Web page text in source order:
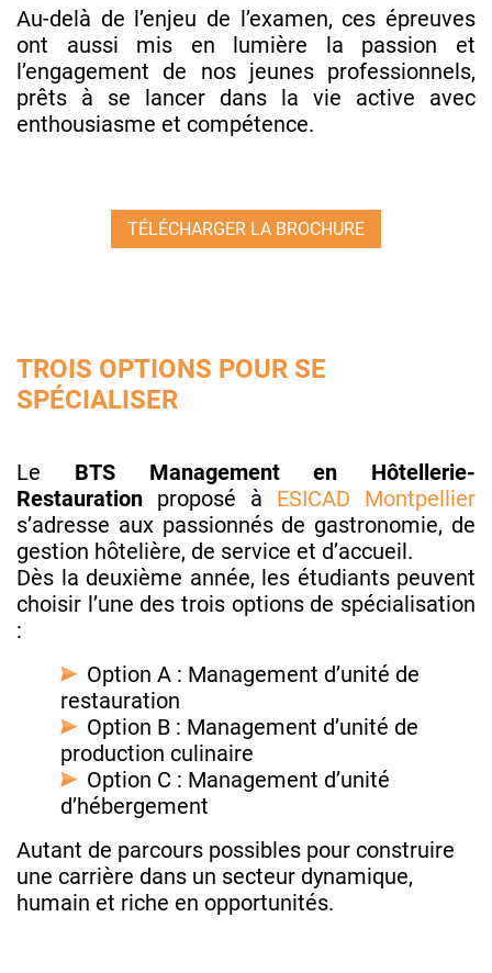
Au-delà de l’enjeu de l’examen, ces épreuves
ont aussi mis en lumière la passion et
l’engagement de nos jeunes professionnels,
prêts à se lancer dans la vie active avec
enthousiasme et compétence.
TÉLÉCHARGER LA BROCHURE
TROIS OPTIONS POUR SE
SPÉCIALISER
Le BTS Management en Hôtellerie-
Restauration proposé à ESICAD Montpellier
s’adresse aux passionnés de gastronomie, de
gestion hôtelière, de service et d’accueil.
Dès la deuxième année, les étudiants peuvent
choisir l’une des trois options de spécialisation
:
Option A : Management d’unité de
restauration
Option B : Management d’unité de
production culinaire
Option C : Management d’unité
d’hébergement
Autant de parcours possibles pour construire
une carrière dans un secteur dynamique,
humain et riche en opportunités.